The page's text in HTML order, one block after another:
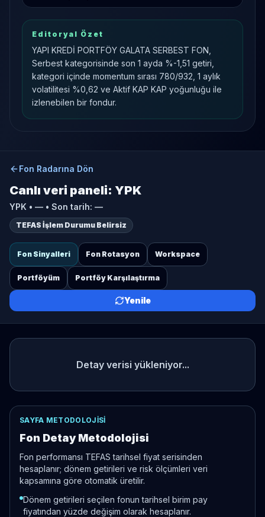
Editoryal Özet
YAPI KREDİ PORTFÖY GALATA SERBEST FON,
Serbest kategorisinde son 1 ayda %-1,51 getiri,
kategori içinde momentum sırası 780/932, 1 aylık
volatilitesi %0,62 ve Aktif KAP KAP yoğunluğu ile
izlenebilen bir fondur.
Fon Radarına Dön
Canlı veri paneli: YPK
YPK • — • Son tarih: —
TEFAS İşlem Durumu Belirsiz
Fon Sinyalleri Fon Rotasyon Workspace
Portföyüm Portföy Karşılaştırma
Yenile
Detay verisi yükleniyor...
SAYFA METODOLOJISI
Fon Detay Metodolojisi
Fon performansı TEFAS tarihsel fiyat serisinden
hesaplanır; dönem getirileri ve risk ölçümleri veri
kapsamına göre otomatik üretilir.
Dönem getirileri seçilen fonun tarihsel birim pay
fiyatından yüzde değişim olarak hesaplanır.